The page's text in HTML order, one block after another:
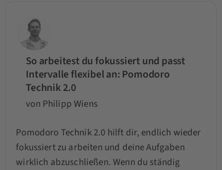
So arbeitest du fokussiert und passt
Intervalle flexibel an: Pomodoro
Technik 2.0
von Philipp Wiens
Pomodoro Technik 2.0 hilft dir, endlich wieder
fokussiert zu arbeiten und deine Aufgaben
wirklich abzuschließen. Wenn du ständig